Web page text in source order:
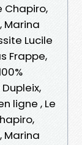
Chapiro,
Marina
Lucile
Frappe,
ligne , Le
Marina